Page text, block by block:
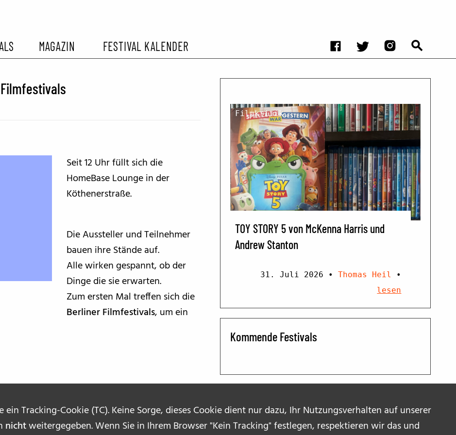
Tracking-Cookie (TC). Keine Sorge, dieses Cookie dient nur dazu, Ihr Nutzungsverhalten auf unserer
nichtweitergegeben. Wenn Sie in Ihrem Browser "Kein Tracking" festlegen, respektieren wir das und
MAGAZIN
FILMKRITIKEN
BFF ON THE ROAD
FESTIVAL KALENDER
Seit 12 Uhr füllt sich die
HomeBase Lounge in der
Köthenerstraße.
Die Aussteller und Teilnehmer
bauen ihre Stände auf.
Alle wirken gespannt, ob der
Dinge die sie erwarten.
Zum ersten Mal treffen sich die
Berliner Filmfestivals, um ein
Filmkritik
TOY STORY 5 von McKenna Harris und
Andrew Stanton
31. Juli 2026 • Thomas Heil
•
lesen
Kommende Festivals